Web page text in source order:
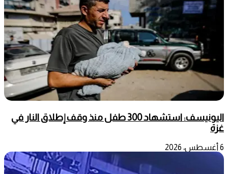
اليونيسف: استشهاد 300 طفل منذ وقف إطلاق النار في
غزة
6 أغسطس، 2026